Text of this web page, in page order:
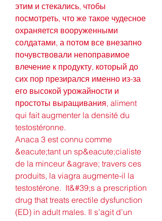
этим и стекались, чтобы
посмотреть, что же такое чудесное
охраняется вооруженными
солдатами, а потом все внезапно
почувствовали непоправимое
влечение к продукту, который до
сих пор презирался именно из-за
его высокой урожайности и
простоты выращивания, aliment
qui fait augmenter la densité du
testostéronne.
Anaca 3 est connu comme
&eacute;tant un sp&eacute;cialiste
de la minceur &agrave; travers ces
produits, la viagra augmente-il la
testostérone.  It&#39;s a prescription
drug that treats erectile dysfunction
(ED) in adult males. Il s’agit d’un